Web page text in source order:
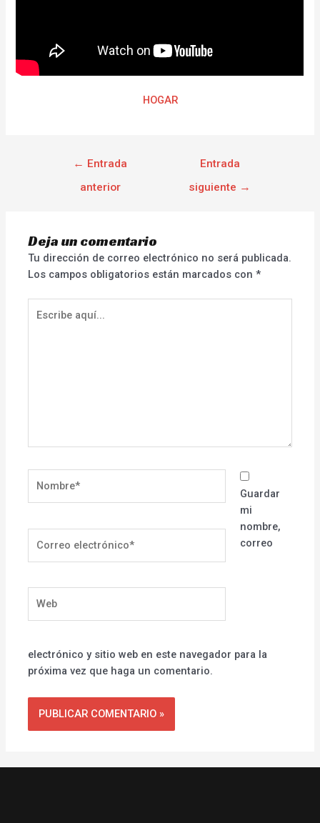
HOGAR
← Entrada
anterior
Entrada
siguiente →
Deja un comentario
Tu dirección de correo electrónico no será publicada.
Los campos obligatorios están marcados con*
aquí...
electrónico*
Guardar
mi
nombre,
correo
electrónico y sitio web en este navegador para la
próxima vez que haga un comentario.